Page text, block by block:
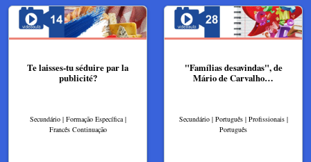
Te laisses-tu séduire par la
publicité?
Secundário | Formação Específica |
Francês Continuação
"Famílias desavindas", de
Mário de Carvalho…
Secundário | Português | Profissionais |
Português